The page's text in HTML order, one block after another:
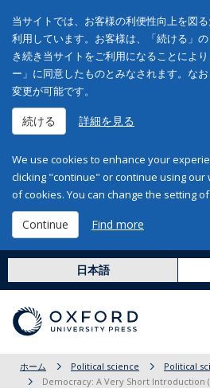
当サイトでは、お客様の利便性向上を図
利用しています。お客様は、「続ける」
き続き当サイトをご利用になることによ
ー」に同意したものとみなされます。な
変更が可能です。
続ける 詳細を見る
We use cookies to enhance your
clicking "continue" or continue using our
of cookies. You can change the setting
Continue Find more
日本語
ホーム Political science
Political
Democracy: A Very Short Introduction